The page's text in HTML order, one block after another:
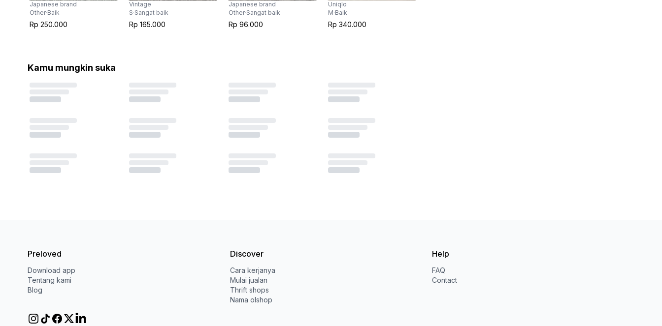
Japanese brand
Other·Baik
Rp 250.000
Vintage
S·Sangat baik
Rp 165.000
Japanese brand
Other·Sangat baik
Rp 96.000
Uniqlo
M·Baik
Rp 340.000
Kamu mungkin suka
Preloved
Download app
Tentang kami
Blog
Discover
Cara kerjanya
Mulai jualan
Thrift shops
Nama olshop
Help
FAQ
Contact